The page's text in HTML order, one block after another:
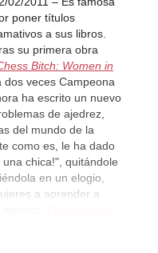
poner títulos
a sus libros.
su primera obra
Bitch: Women in
dos veces Campeona
ha escrito un nuevo
de ajedrez,
del mundo de la
como es, le ha dado
chica!", quitándole
en un elogio,
a aprender a